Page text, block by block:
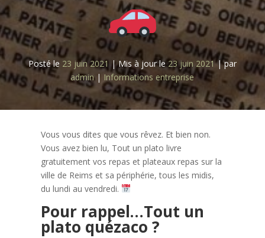
Posté le 23 juin 2021 |Mis à jour le23 juin 2021|par
admin| Informations entreprise
Vous vous dites que vous rêvez. Et bien non.
Vous avez bien lu, Tout un plato livre
gratuitement vos repas et plateaux repas sur la
ville de Reims et sa périphérie, tous les midis,
du lundi au vendredi.
Pour rappel…Tout un
plato quézaco ?